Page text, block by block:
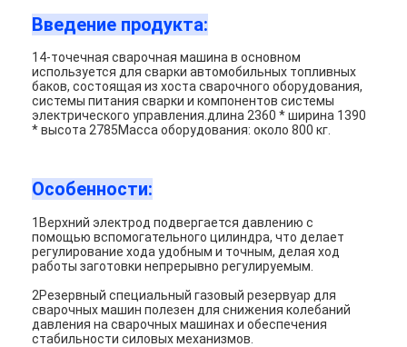
Введение продукта:
14-точечная сварочная машина в основном
используется для сварки автомобильных топливных
баков, состоящая из хоста сварочного оборудования,
системы питания сварки и компонентов системы
электрического управления.длина 2360 * ширина 1390
* высота 2785Масса оборудования: около 800 кг.
Особенности:
1Верхний электрод подвергается давлению с
помощью вспомогательного цилиндра, что делает
регулирование хода удобным и точным, делая ход
работы заготовки непрерывно регулируемым.
2Резервный специальный газовый резервуар для
сварочных машин полезен для снижения колебаний
давления на сварочных машинах и обеспечения
стабильности силовых механизмов.